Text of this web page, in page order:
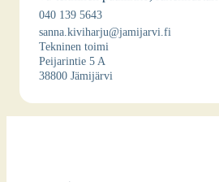
040 139 5643
sanna.kiviharju@jamijarvi.fi
Tek­ni­nen toi­mi
Pei­ja­rin­tie 5 A
38800 Jämi­jär­vi